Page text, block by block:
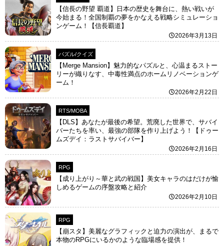
【信長の野望 覇道】日本の歴史を舞台に、熱い戦いが
今始まる！全国制覇の夢をかなえる戦略シミュレーショ
ンゲーム！【信長覇道】
2026年3月13日
パズル/クイズ
【Merge Mansion】魅力的なパズルと、心温まるストー
リーが織りなす、中毒性満点のホームリノベーションゲ
ーム！
2026年2月22日
RTS/MOBA
【DLS】あなたが最後の希望。荒廃した世界で、サバイ
バーたちを率い、最強の部隊を作り上げよう！【ドゥー
ムズデイ：ラストサバイバー】
2026年2月16日
RPG
【成り上がり～華と武の戦国】美女キャラのはだけが愉
しめるゲームの序盤攻略と紹介
2026年2月10日
RPG
【崩スタ】美麗なグラフィックと迫力の演出が、まるで
本物のRPGにいるかのような臨場感を提供！